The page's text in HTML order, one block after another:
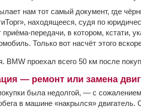
нам тот самый документ, где
находящееся, судя по
приёма-передачи, в котором, кстати,
Только вот насчёт этого
— ремонт или замена
была недолгой, — с
в машине «накрылся»